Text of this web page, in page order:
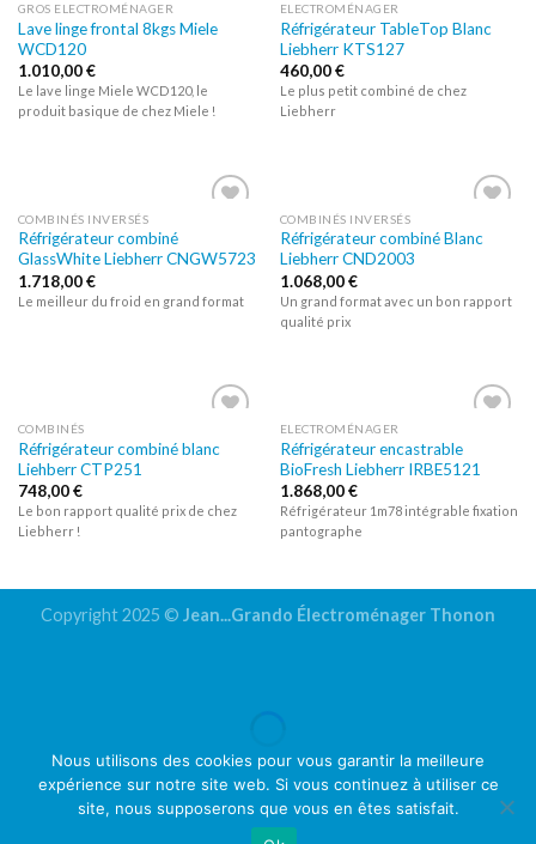
Ajouter
GROS ELECTROMÉNAGER
Lave linge frontal 8kgs Miele
WCD120
1.010,00€
Le lave linge Miele WCD120, le
produit basique de chez Miele !
Ajouter
ELECTROMÉNAGER
Réfrigérateur TableTop Blanc
Liebherr KTS127
460,00€
Le plus petit combiné de chez
Liebherr
à la liste
COMBINÉS INVERSÉS
Réfrigérateur combiné
GlassWhite Liebherr CNGW5723
1.718,00€
Le meilleur du froid en grand format
Ajouter
COMBINÉS INVERSÉS
Réfrigérateur combiné Blanc
Liebherr CND2003
1.068,00€
Un grand format avec un bon rapport
qualité prix
Ajouter
COMBINÉS
Réfrigérateur combiné blanc
Liehberr CTP251
748,00€
Le bon rapport qualité prix de chez
Liebherr !
Ajouter
à la liste
ELECTROMÉNAGER
Réfrigérateur encastrable
BioFresh Liebherr IRBE5121
1.868,00€
Réfrigérateur 1m78 intégrable fixation
pantographe
Copyright 2025 © Jean...Grando Électroménager Thonon
Nous utilisons des cookies pour vous garantir la meilleure
expérience sur notre site web. Si vous continuez à utiliser ce
site, nous supposerons que vous en êtes satisfait.